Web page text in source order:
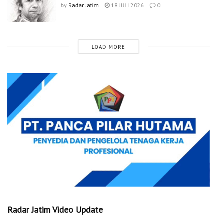
by Radar Jatim 18 JULI 2026 0
LOAD MORE
Radar Jatim Video Update